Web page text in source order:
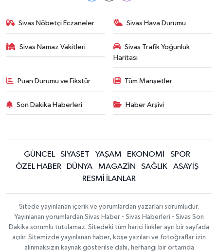
Sivas Nöbetçi Eczaneler Sivas Hava Durumu
Sivas Namaz Vakitleri
Sivas Trafik Yoğunluk
Haritası
Puan Durumu ve Fikstür Tüm Manşetler
Son Dakika Haberleri Haber Arşivi
GÜNCEL SİYASET YAŞAM EKONOMİ
SPOR
ÖZEL HABER
DÜNYA MAGAZİN SAĞLIK
ASAYİŞ
RESMİ İLANLAR
Sitede yayınlanan içerik ve yorumlardan yazarları sorumludur.
Yayınlanan yorumlardan Sivas Haber - Sivas Haberleri - Sivas Son
Dakika sorumlu tutulamaz. Sitedeki tüm harici linkler ayrı bir sayfada
açılır. Sitemizde yayınlanan haber, köşe yazıları ve fotoğraflar izin
alınmaksızın kaynak gösterilse dahi, herhangi bir ortamda